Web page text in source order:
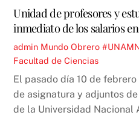
Unidad de profesores y
inmediato de los salarios
admin Mundo Obrero
Facultad de Ciencias
El pasado día 10 de
de asignatura y adjuntos
de la Universidad Nacional